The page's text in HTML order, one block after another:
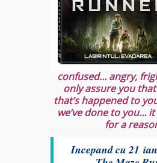
confused… angry,
only assure you
that’s happened to
we’ve done to you…
for a
Incepand cu 21